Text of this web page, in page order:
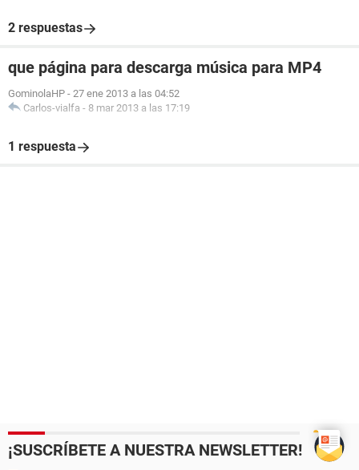
2 respuestas
que página para descarga música para MP4
GominolaHP - 27 ene 2013 a las 04:52
Carlos-vialfa - 8 mar 2013 a las 17:19
1 respuesta
¡SUSCRÍBETE A NUESTRA NEWSLETTER!